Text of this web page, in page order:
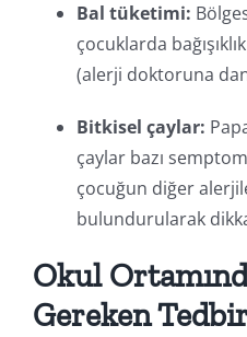
Bal tüketimi:
çocuklarda
(alerji doktoruna
Bitkisel çaylar:
çaylar bazı
çocuğun diğer
bulundurularak
Okul
Gereken